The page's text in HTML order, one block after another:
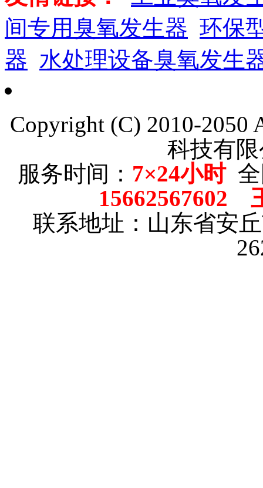
间专用臭氧发生器 环保
器 水处理设备臭氧发生
Copyright (C) 2010-2050
科技有
服务时间： 7×24小时全
15662567602
联系地址：山东省安